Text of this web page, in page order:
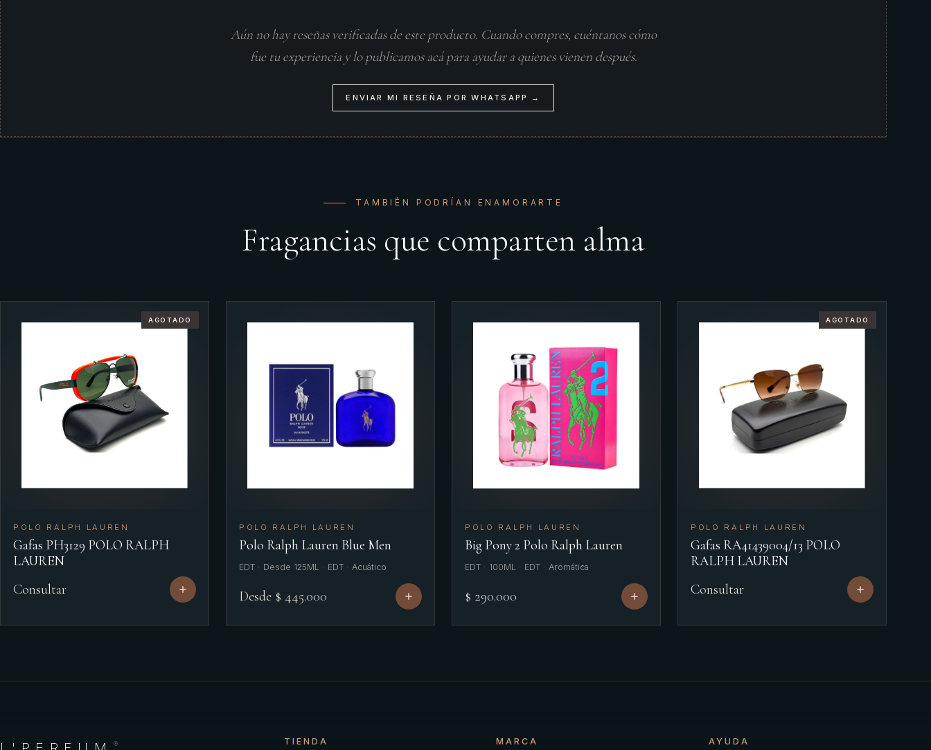
Aún no hay reseñas verificadas de este producto. Cuando compres, cuéntanos cómo
fue tu experiencia y lo publicamos acá para ayudar a quienes vienen después.
ENVIAR MI RESEÑA POR WHATSAPP →
TAMBIÉN PODRÍAN ENAMORARTE
Fragancias que comparten alma
AGOTADO
POLO RALPH LAUREN
Gafas PH3129 POLO RALPH
LAUREN
Consultar
POLO RALPH LAUREN
Polo Ralph Lauren Blue Men
EDT · Desde 125ML · EDT · Acuático
Desde $ 445.000
POLO RALPH LAUREN
Big Pony 2 Polo Ralph Lauren
EDT · 100ML · EDT · Aromática
$ 290.000
AGOTADO
POLO RALPH LAUREN
Gafas RA41439004/13 POLO
RALPH LAUREN
Consultar
® TIENDA MARCA AYUDA